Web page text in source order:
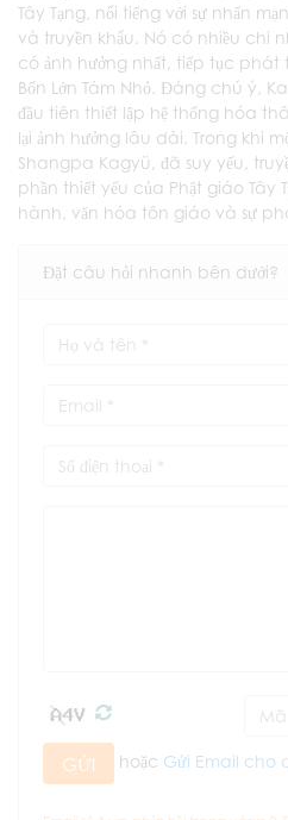
Tây Tạng, nổi tiếng với sự nhấn
và truyền khẩu. Nó có nhiều chi
có ảnh hưởng nhất, tiếp tục
Bốn Lớn Tám Nhỏ. Đáng chú ý,
đầu tiên thiết lập hệ thống hóa
lại ảnh hưởng lâu dài. Trong khi
Shangpa Kagyü, đã suy yếu,
phần thiết yếu của Phật giáo Tây
hành, văn hóa tôn giáo và sự
Đặt câu hỏi nhanh bên dưới?
GỬI hoặc Gửi Email cho